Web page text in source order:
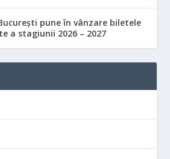
pune în vânzare biletele
a stagiunii 2026 – 2027